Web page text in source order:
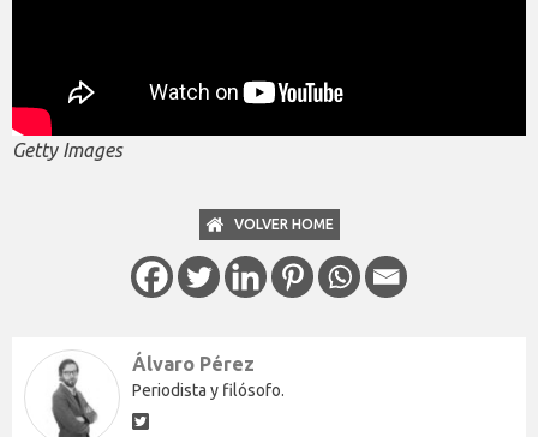
Getty Images
VOLVER HOME
Álvaro Pérez
Periodista y filósofo.